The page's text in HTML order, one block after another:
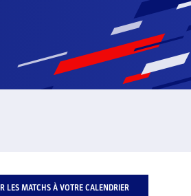
LES MATCHS À VOTRE CALENDRIER